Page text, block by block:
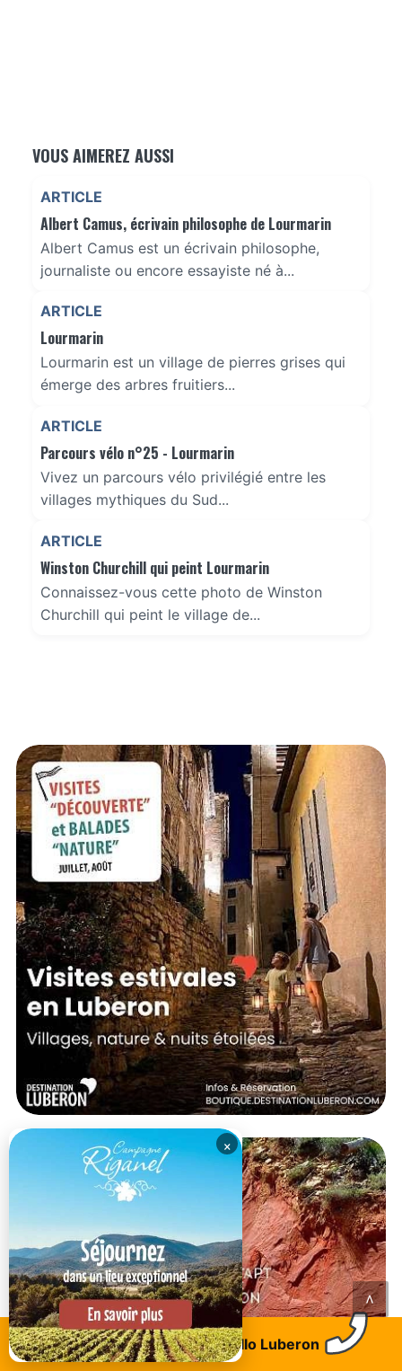
VOUS AIMEREZ AUSSI
ARTICLE
Albert Camus, écrivain philosophe de Lourmarin
Albert Camus est un écrivain philosophe,
journaliste ou encore essayiste né à...
ARTICLE
Lourmarin
Lourmarin est un village de pierres grises qui
émerge des arbres fruitiers...
ARTICLE
Parcours vélo n°25 - Lourmarin
Vivez un parcours vélo privilégié entre les
villages mythiques du Sud...
ARTICLE
Winston Churchill qui peint Lourmarin
Connaissez-vous cette photo de Winston
Churchill qui peint le village de...
Trouvez un logement Allo Luberon
×
<